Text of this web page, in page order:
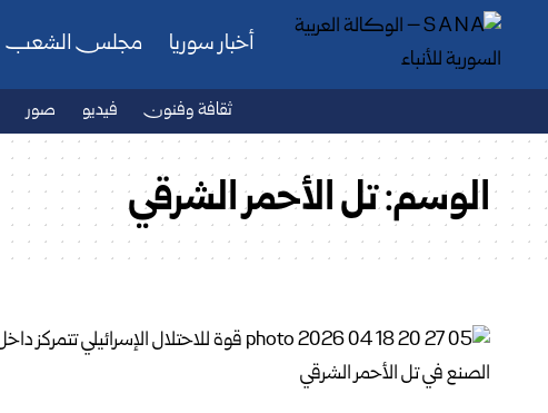
أخبار سوريا مجلس الشعب
ثقافة وفنون فيديو صور
الوسم:تل الأحمر الشرقي